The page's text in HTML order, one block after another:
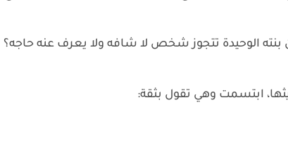
الوحيدة تتجوز شخص لا شافه ولا يعرف عنه حاجه؟
ابتسمت وهي تقول بثقة: